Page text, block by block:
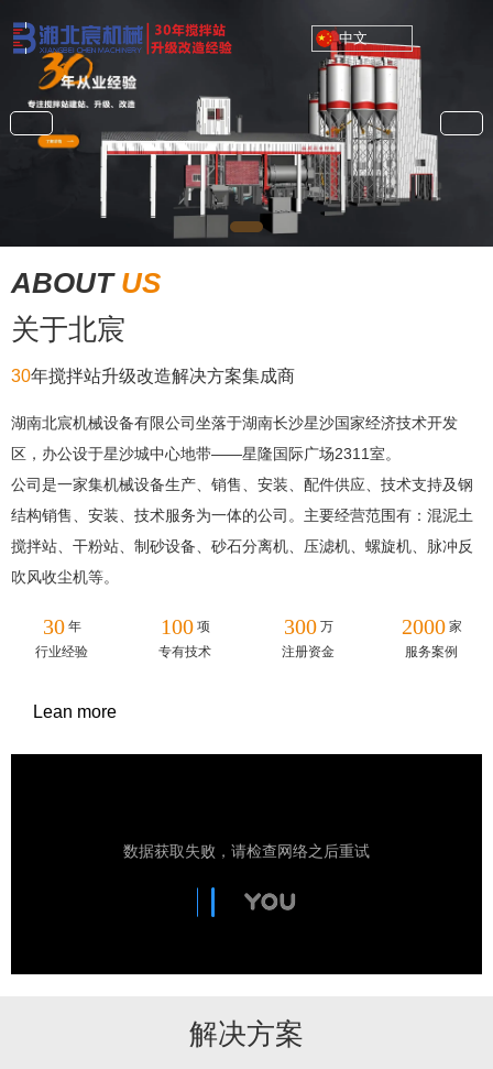
中文
ABOUT US
关于北宸
30年搅拌站升级改造解决方案集成商
湖南北宸机械设备有限公司坐落于湖南长沙星沙国家经济技术开发
区，办公设于星沙城中心地带——星隆国际广场2311室。
公司是一家集机械设备生产、销售、安装、配件供应、技术支持及钢
结构销售、安装、技术服务为一体的公司。主要经营范围有：混泥土
搅拌站、干粉站、制砂设备、砂石分离机、压滤机、螺旋机、脉冲反
吹风收尘机等。
30 年
行业经验
100 项
专有技术
300 万
注册资金
2000 家
服务案例
Lean more
解决方案